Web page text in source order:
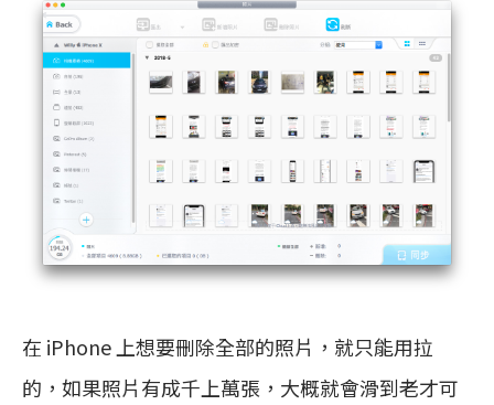
在 iPhone 上想要刪除全部的照片，就只能用拉
的，如果照片有成千上萬張，大概就會滑到老才可